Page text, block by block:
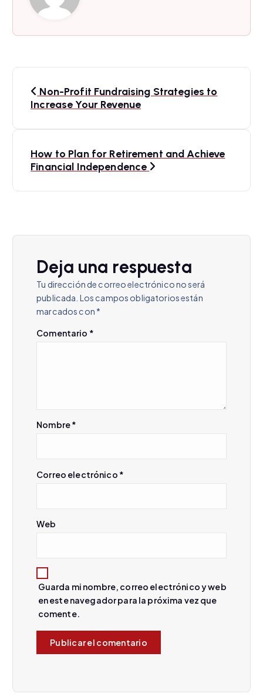
Non-Profit Fundraising Strategies to
Increase Your Revenue
How to Plan for Retirement and Achieve
Financial Independence
Deja una respuesta
Tu dirección de correo electrónico no será
publicada. Los campos obligatorios están
marcados con *
Comentario *
Nombre*
Correo electrónico *
Web
Guarda mi nombre, correo electrónico y web
en este navegador para la próxima vez que
comente.